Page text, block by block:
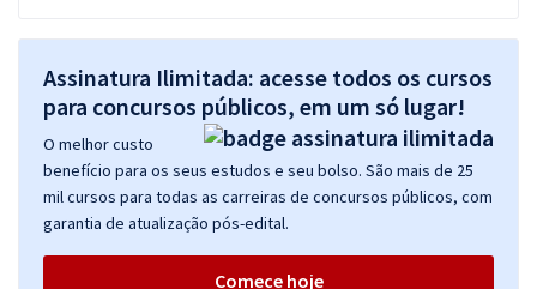
Assinatura Ilimitada: acesse todos os cursos
para concursos públicos, em um só lugar!
O melhor custo
benefício para os seus estudos e seu bolso. São mais de 25
mil cursos para todas as carreiras de concursos públicos, com
garantia de atualização pós-edital.
Comece hoje